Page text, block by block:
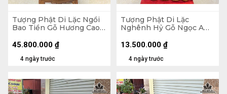
Tượng Phật Di Lặc Ngồi
Bao Tiền Gỗ Hương Cao
- 155kg
4 ngày trước
45.800.000 ₫
Tượng Phật Di Lặc
Nghênh Hỷ Gỗ Ngọc Am
(cm)
4 ngày trước
13.500.000 ₫